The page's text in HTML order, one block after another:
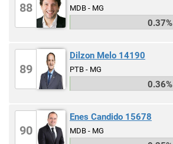
88 MDB - MG
0.37%
89
Dilzon Melo 14190
PTB - MG
0.36%
90
Enes Candido 15678
MDB - MG